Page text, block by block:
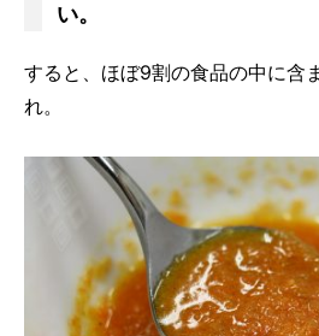
い。
すると、ほぼ9割の食品の中に含
れ。